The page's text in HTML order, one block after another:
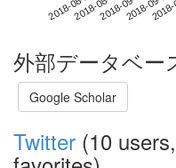
外部データベー
Google Scholar
Twitter (10